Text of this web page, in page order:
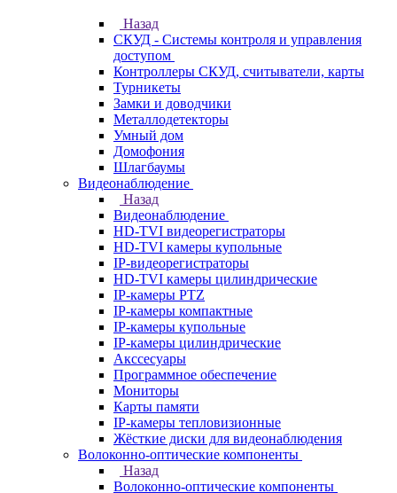
Назад
СКУД - Системы контроля и управления
доступом
Контроллеры СКУД, считыватели, карты
Турникеты
Замки и доводчики
Металлодетекторы
Умный дом
Домофония
Шлагбаумы
Видеонаблюдение
Назад
Видеонаблюдение
HD-TVI видеорегистраторы
HD-TVI камеры купольные
IP-видеорегистраторы
HD-TVI камеры цилиндрические
IP-камеры PTZ
IP-камеры компактные
IP-камеры купольные
IP-камеры цилиндрические
Акссесуары
Программное обеспечение
Мониторы
Карты памяти
IP-камеры тепловизионные
Жёсткие диски для видеонаблюдения
Волоконно-оптические компоненты
Назад
Волоконно-оптические компоненты